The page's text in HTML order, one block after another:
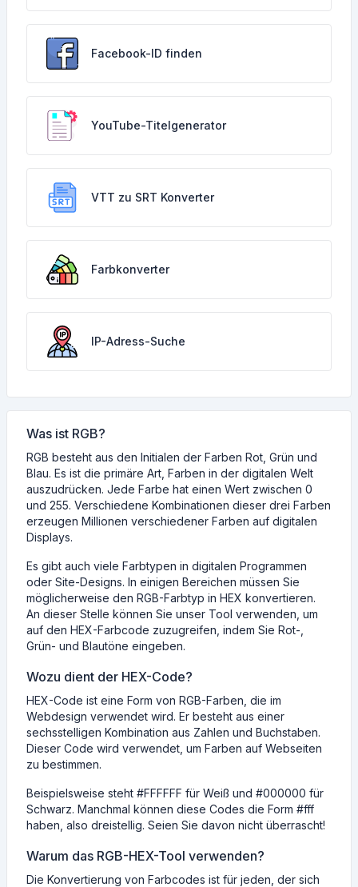
Facebook-ID finden
YouTube-Titelgenerator
VTT zu SRT Konverter
Farbkonverter
IP-Adress-Suche
Was ist RGB?
RGB besteht aus den Initialen der Farben Rot, Grün und
Blau. Es ist die primäre Art, Farben in der digitalen Welt
auszudrücken. Jede Farbe hat einen Wert zwischen 0
und 255. Verschiedene Kombinationen dieser drei Farben
erzeugen Millionen verschiedener Farben auf digitalen
Displays.
Es gibt auch viele Farbtypen in digitalen Programmen
oder Site-Designs. In einigen Bereichen müssen Sie
möglicherweise den RGB-Farbtyp in HEX konvertieren.
An dieser Stelle können Sie unser Tool verwenden, um
auf den HEX-Farbcode zuzugreifen, indem Sie Rot-,
Grün- und Blautöne eingeben.
Wozu dient der HEX-Code?
HEX-Code ist eine Form von RGB-Farben, die im
Webdesign verwendet wird. Er besteht aus einer
sechsstelligen Kombination aus Zahlen und Buchstaben.
Dieser Code wird verwendet, um Farben auf Webseiten
zu bestimmen.
Beispielsweise steht #FFFFFF für Weiß und #000000 für
Schwarz. Manchmal können diese Codes die Form #fff
haben, also dreistellig. Seien Sie davon nicht überrascht!
Warum das RGB-HEX-Tool verwenden?
Die Konvertierung von Farbcodes ist für jeden, der sich